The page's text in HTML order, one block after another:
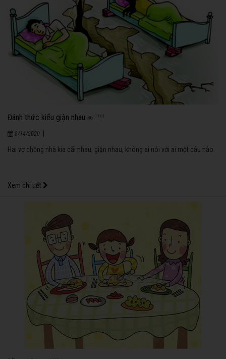
Đánh thức kiểu giận nhau 1161
8/14/2020
Hai vợ chồng nhà kia cãi nhau, giận nhau, không ai nói với ai một câu nào.
Xem chi tiết